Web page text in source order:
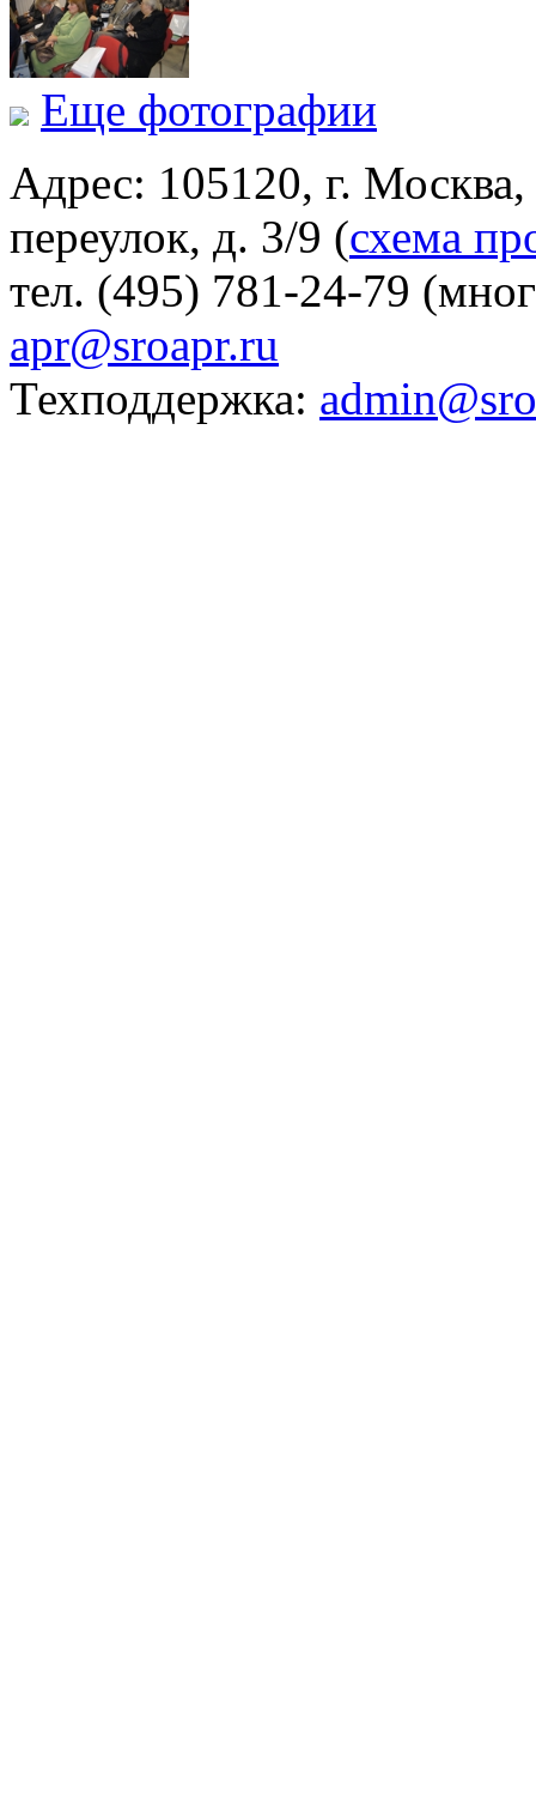
Еще фотографии
Адрес: 105120, г.
переулок, д. 3/9 (схема
тел. (495) 781-24-79
apr@sroapr.ru
Техподдержка: